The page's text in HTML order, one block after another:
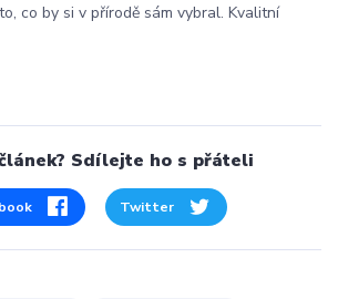
co by si v přírodě sám vybral. Kvalitní
Sdílejte ho s přáteli
Twitter